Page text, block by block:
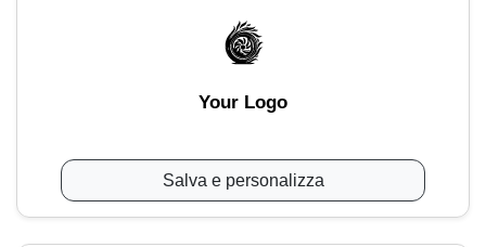
Your Logo
Salva e personalizza